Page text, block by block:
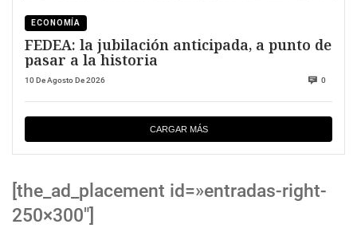
ECONOMÍA
FEDEA: la jubilación anticipada, a punto de
pasar a la historia
10 De Agosto De 2026 0
CARGAR MÁS
[the_ad_placement id=»entradas-right-
250×300″]